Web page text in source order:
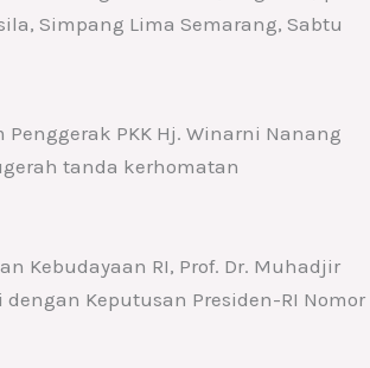
Simpang Lima Semarang, Sabtu
PKK Hj. Winarni Nanang
tanda kerhomatan
Kebudayaan RI, Prof. Dr. Muhadjir
Keputusan Presiden-RI Nomor